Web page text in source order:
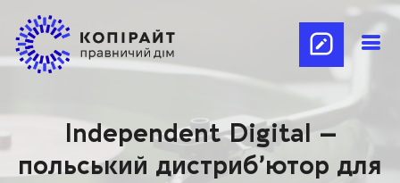
Independent Digital –
польський дистриб’ютор для